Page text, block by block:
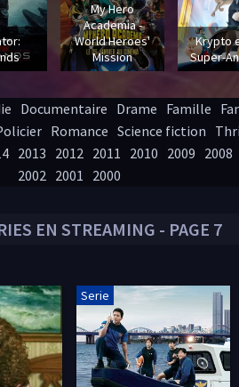
EN STREAMING - PAGE 7
Serie
Documentaire Drame Famille
Romance Science fiction
2013 2012 2011 2010 2009 2008
2002 2001 2000
My Hero
Academia -
World Heroes'
Mission
Krypto
Super-